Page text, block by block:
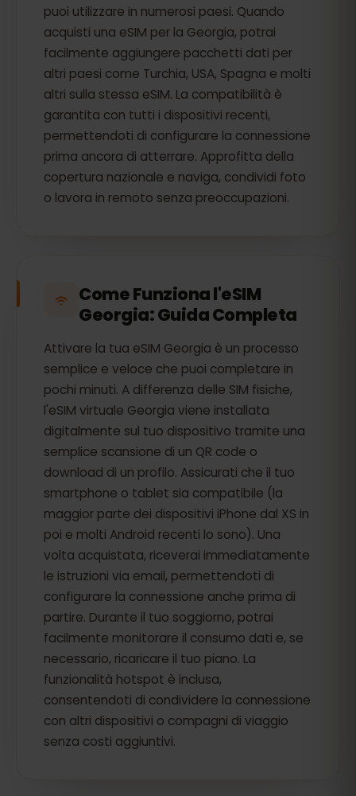
puoi utilizzare in numerosi paesi. Quando
acquisti una eSIM per la Georgia, potrai
facilmente aggiungere pacchetti dati per
altri paesi come Turchia, USA, Spagna e molti
altri sulla stessa eSIM. La compatibilità è
garantita con tutti i dispositivi recenti,
permettendoti di configurare la connessione
prima ancora di atterrare. Approfitta della
copertura nazionale e naviga, condividi foto
o lavora in remoto senza preoccupazioni.
Come Funziona l'eSIM
Georgia: Guida Completa
Attivare la tua eSIM Georgia è un processo
semplice e veloce che puoi completare in
pochi minuti. A differenza delle SIM fisiche,
l'eSIM virtuale Georgia viene installata
digitalmente sul tuo dispositivo tramite una
semplice scansione di un QR code o
download di un profilo. Assicurati che il tuo
smartphone o tablet sia compatibile (la
maggior parte dei dispositivi iPhone dal XS in
poi e molti Android recenti lo sono). Una
volta acquistata, riceverai immediatamente
le istruzioni via email, permettendoti di
configurare la connessione anche prima di
partire. Durante il tuo soggiorno, potrai
facilmente monitorare il consumo dati e, se
necessario, ricaricare il tuo piano. La
funzionalità hotspot è inclusa,
consentendoti di condividere la connessione
con altri dispositivi o compagni di viaggio
senza costi aggiuntivi.